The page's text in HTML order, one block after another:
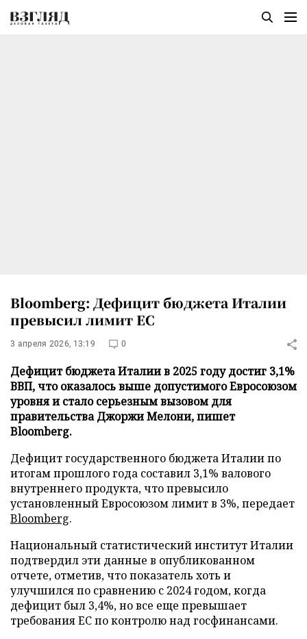
Bloomberg: Дефицит бюджета Италии
превысил лимит ЕС
3 апреля 2026, 13:19 0
Дефицит бюджета Италии в 2025 году достиг 3,1%
ВВП, что оказалось выше допустимого Евросоюзом
уровня и стало серьезным вызовом для
правительства Джоржи Мелони, пишет
Bloomberg.
Дефицит государственного бюджета Италии по
итогам прошлого года составил 3,1% валового
внутреннего продукта, что превысило
установленный Евросоюзом лимит в 3%, передает
Bloomberg.
Национальный статистический институт Италии
подтвердил эти данные в опубликованном
отчете, отметив, что показатель хоть и
улучшился по сравнению с 2024 годом, когда
дефицит был 3,4%, но все еще превышает
требования ЕС по контролю над госфинансами.